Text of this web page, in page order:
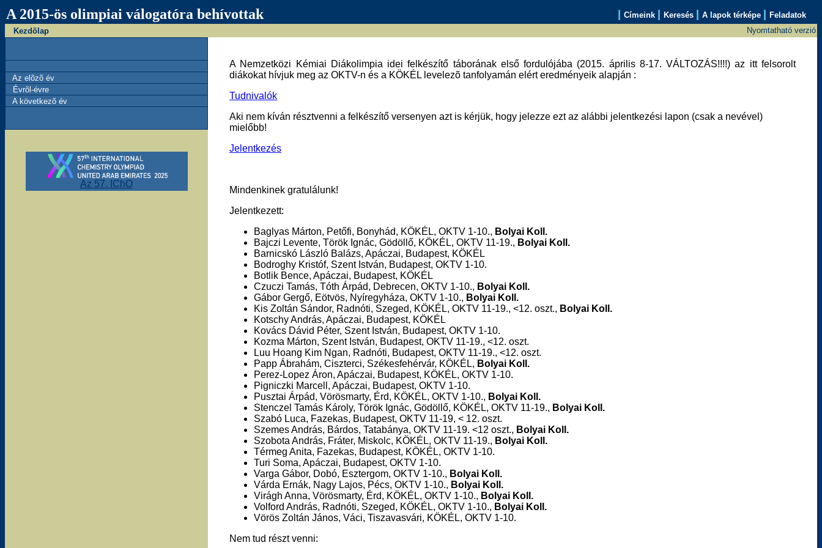
A 2015-ös olimpiai válogatóra behívottak Címeink Keresés A lapok térképe
Feladatok
Kezdõlap
Nyomtatható verzió
Az elõzõ év
Évrõl-évre
A következõ év
Az 57. IChO
A Nemzetközi Kémiai Diákolimpia idei felkészítő táborának első fordulójába (2015. április 8-17. VÁLTOZÁS!!!!) az itt felsorolt
diákokat hívjuk meg az OKTV-n és a KÖKÉL levelezõ tanfolyamán elért eredményeik alapján :
Tudnivalók
Aki nem kíván résztvenni a felkészítő versenyen azt is kérjük, hogy jelezze ezt az alábbi jelentkezési lapon (csak a nevével)
mielőbb!
Jelentkezés
Mindenkinek gratulálunk!
Jelentkezett:
Baglyas Márton, Petőfi, Bonyhád, KÖKÉL, OKTV 1-10., Bolyai Koll.
Bajczi Levente, Török Ignác, Gödöllő, KÖKÉL, OKTV 11-19., Bolyai Koll.
Barnicskó László Balázs, Apáczai, Budapest, KÖKÉL
Bodroghy Kristóf, Szent István, Budapest, OKTV 1-10.
Botlik Bence, Apáczai, Budapest, KÖKÉL
Czuczi Tamás, Tóth Árpád, Debrecen, OKTV 1-10., Bolyai Koll.
Gábor Gergő, Eötvös, Nyíregyháza, OKTV 1-10., Bolyai Koll.
Kis Zoltán Sándor, Radnóti, Szeged, KÖKÉL, OKTV 11-19., <12. oszt., Bolyai Koll.
Kotschy András, Apáczai, Budapest, KÖKÉL
Kovács Dávid Péter, Szent István, Budapest, OKTV 1-10.
Kozma Márton, Szent István, Budapest, OKTV 11-19., <12. oszt.
Luu Hoang Kim Ngan, Radnóti, Budapest, OKTV 11-19., <12. oszt.
Papp Ábrahám, Ciszterci, Székesfehérvár, KÖKÉL, Bolyai Koll.
Perez-Lopez Áron, Apáczai, Budapest, KÖKÉL, OKTV 1-10.
Pigniczki Marcell, Apáczai, Budapest, OKTV 1-10.
Pusztai Árpád, Vörösmarty, Érd, KÖKÉL, OKTV 1-10., Bolyai Koll.
Stenczel Tamás Károly, Török Ignác, Gödöllő, KÖKÉL, OKTV 11-19., Bolyai Koll.
Szabó Luca, Fazekas, Budapest, OKTV 11-19, < 12. oszt.
Szemes András, Bárdos, Tatabánya, OKTV 11-19. <12 oszt., Bolyai Koll.
Szobota András, Fráter, Miskolc, KÖKÉL, OKTV 11-19., Bolyai Koll.
Térmeg Anita, Fazekas, Budapest, KÖKÉL, OKTV 1-10.
Turi Soma, Apáczai, Budapest, OKTV 1-10.
Varga Gábor, Dobó, Esztergom, OKTV 1-10., Bolyai Koll.
Várda Ernák, Nagy Lajos, Pécs, OKTV 1-10., Bolyai Koll.
Virágh Anna, Vörösmarty, Érd, KÖKÉL, OKTV 1-10., Bolyai Koll.
Volford András, Radnóti, Szeged, KÖKÉL, OKTV 1-10., Bolyai Koll.
Vörös Zoltán János, Váci, Tiszavasvári, KÖKÉL, OKTV 1-10.
Nem tud részt venni: